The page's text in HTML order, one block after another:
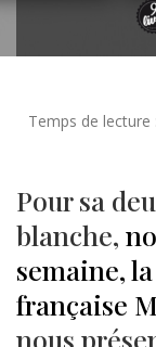
Pour sa
blanche,
semaine,
française
nous